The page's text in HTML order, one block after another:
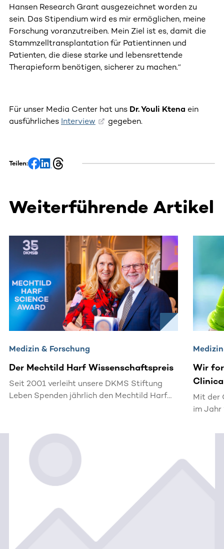
Hansen Research Grant ausgezeichnet worden zu
sein. Das Stipendium wird es mir ermöglichen, meine
Forschung voranzutreiben. Mein Ziel ist es, damit die
Stammzelltransplantation für Patientinnen und
Patienten, die diese starke und lebensrettende
Therapieform benötigen, sicherer zu machen.“
Für unser Media Center hat uns Dr. Youli Ktena ein
ausführliches Interview gegeben.
Teilen:
Weiterführende Artikel
Dieser Bereich enthält horizontal scrollbare Inhalte.
Medizin & Forschung
Der Mechtild Harf Wissenschaftspreis
Seit 2001 verleiht unsere DKMS Stiftung
Leben Spenden jährlich den Mechtild Harf
die außerordentlichen Forschungsleistungen
von international anerkannten
Mediziner:innen auf dem Gebiet der
Stammzelltransplantation.
Wir
Mit der
im Jahr